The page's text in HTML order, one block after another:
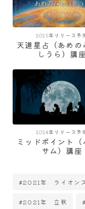
2025年リリース予
天道星占（あめの
しうら）講座
2024年リリース予
ミッドポイント（
サム）講座
#2021年 ライオン
#2021年 立秋